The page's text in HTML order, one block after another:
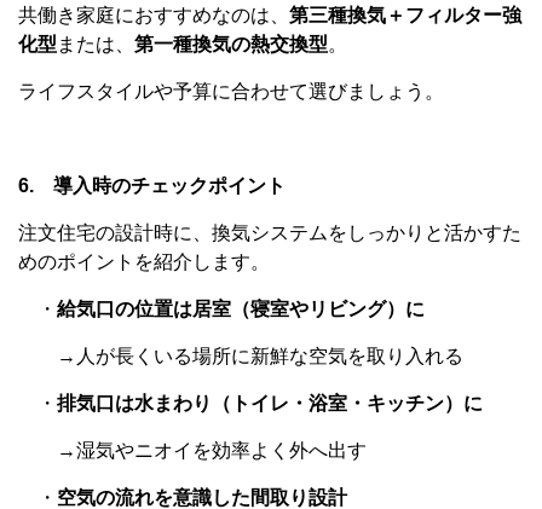
共働き家庭におすすめなのは、 第三種換気＋フィルター強
化型 または、 第一種換気の熱交換型。
ライフスタイルや予算に合わせて選びましょう。
6. 導入時のチェックポイント
注文住宅の設計時に、換気システムをしっかりと活かすた
めのポイントを紹介します。
・ 給気口の位置は居室（寝室やリビング）に
→人が長くいる場所に新鮮な空気を取り入れる
・ 排気口は水まわり（トイレ・浴室・キッチン）に
→湿気やニオイを効率よく外へ出す
・ 空気の流れを意識した間取り設計